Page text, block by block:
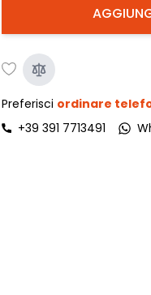
Preferisci ordinare
+39 391 7713491